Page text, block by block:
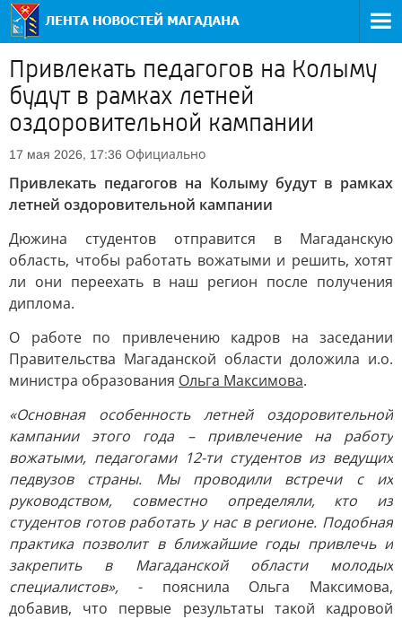
Привлекать педагогов на Колыму
будут в рамках летней
оздоровительной кампании
17 мая 2026, 17:36 Официально
Привлекать педагогов на Колыму будут в рамках
летней оздоровительной кампании
Дюжина студентов отправится в Магаданскую
область, чтобы работать вожатыми и решить, хотят
ли они переехать в наш регион после получения
диплома.
О работе по привлечению кадров на заседании
Правительства Магаданской области доложила и.о.
министра образования Ольга Максимова.
«Основная особенность летней оздоровительной
кампании этого года – привлечение на работу
вожатыми, педагогами 12-ти студентов из ведущих
педвузов страны. Мы проводили встречи с их
руководством, совместно определяли, кто из
студентов готов работать у нас в регионе. Подобная
практика позволит в ближайшие годы привлечь и
закрепить в Магаданской области молодых
специалистов», - пояснила Ольга Максимова,
добавив, что первые результаты такой кадровой